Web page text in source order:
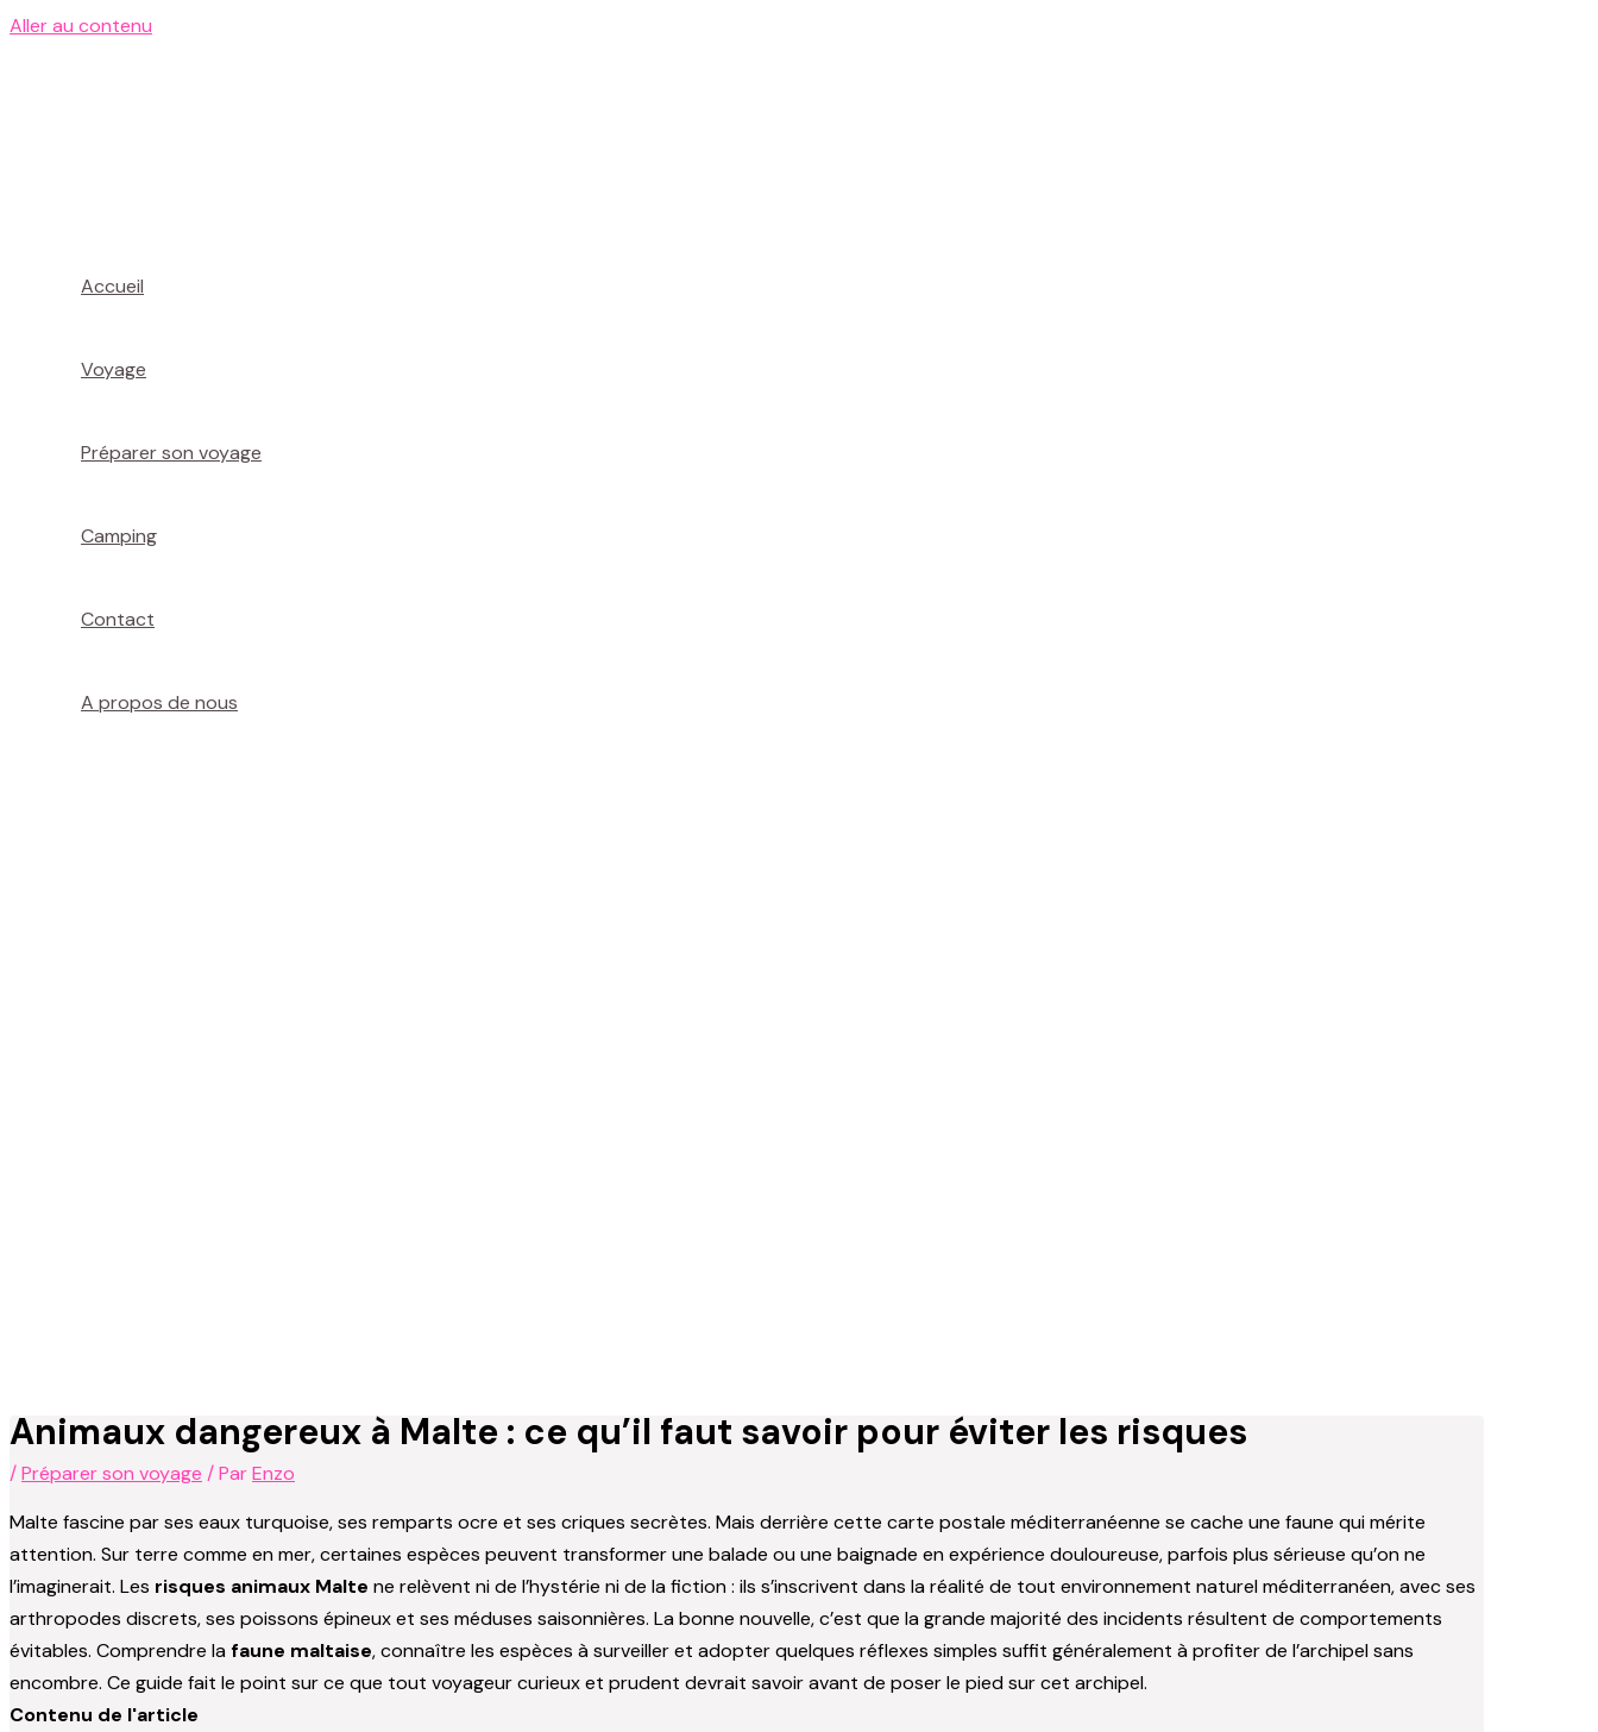
Aller au contenu
Accueil
Voyage
Préparer son voyage
Camping
Contact
A propos de nous
Animaux dangereux à Malte : ce qu’il faut savoir pour éviter les risques
/Préparer son voyage / ParEnzo
Malte fascine par ses eaux turquoise, ses remparts ocre et ses criques secrètes. Mais derrière cette carte postale méditerranéenne se cache une faune qui mérite
attention. Sur terre comme en mer, certaines espèces peuvent transformer une balade ou une baignade en expérience douloureuse, parfois plus sérieuse qu’on ne
l’imaginerait. Les risques animaux Malte ne relèvent ni de l’hystérie ni de la fiction : ils s’inscrivent dans la réalité de tout environnement naturel méditerranéen, avec ses
arthropodes discrets, ses poissons épineux et ses méduses saisonnières. La bonne nouvelle, c’est que la grande majorité des incidents résultent de comportements
évitables. Comprendre lafaune maltaise, connaître les espèces à surveiller et adopter quelques réflexes simples suffit généralement à profiter de l’archipel sans
encombre. Ce guide fait le point sur ce que tout voyageur curieux et prudent devrait savoir avant de poser le pied sur cet archipel.
Contenu de l'article